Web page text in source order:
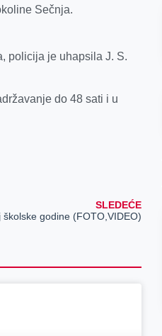
Sečnja.
policija je uhapsila J. S.
do 48 sati i u
SLEDEĆE
godine (FOTO,VIDEO)